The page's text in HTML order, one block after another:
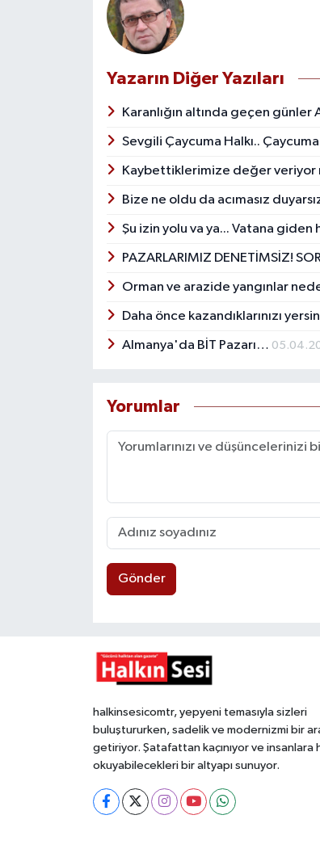
Yazarın Diğer Yazıları
Karanlığın altında geçen
Sevgili Çaycuma Halkı..
Kaybettiklerimize değer veriyor
Bize ne oldu da acımasız
Şu izin yolu va ya... Vatana
PAZARLARIMIZ DENETİMSİZ!
Orman ve arazide yangınlar
Daha önce kazandıklarınızı
Almanya'da BİT Pazarı…
Yorumlar
Gönder
halkinsesicomtr, yepyeni temasıyla sizleri
buluştururken, sadelik ve modernizmi bir
getiriyor. Şatafattan kaçınıyor ve insanlara
okuyabilecekleri bir altyapı sunuyor.